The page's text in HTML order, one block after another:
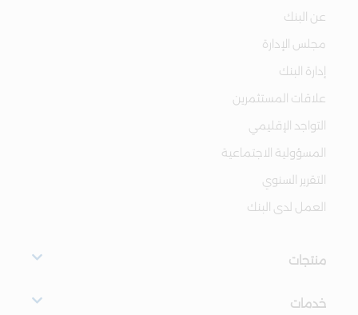
عن البنك
مجلس الإدارة
إدارة البنك
علاقات المستثمرين
التواجد الإقليمي
المسؤولية الاجتماعية
التقرير السنوي
العمل لدى البنك
منتجات
خدمات